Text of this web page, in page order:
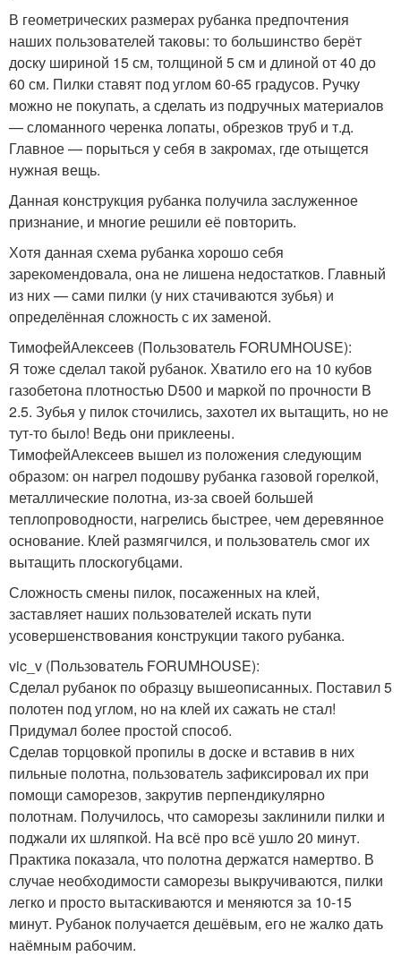
В геометрических размерах рубанка предпочтения
наших пользователей таковы: то большинство берёт
доску шириной 15 см, толщиной 5 см и длиной от 40 до
60 см. Пилки ставят под углом 60-65 градусов. Ручку
можно не покупать, а сделать из подручных материалов
— сломанного черенка лопаты, обрезков труб и т.д.
Главное — порыться у себя в закромах, где отыщется
нужная вещь.
Данная конструкция рубанка получила заслуженное
признание, и многие решили её повторить.
Хотя данная схема рубанка хорошо себя
зарекомендовала, она не лишена недостатков. Главный
из них — сами пилки (у них стачиваются зубья) и
определённая сложность с их заменой.
ТимофейАлексеев (Пользователь FORUMHOUSE):
Я тоже сделал такой рубанок. Хватило его на 10 кубов
газобетона плотностью D500 и маркой по прочности В
2.5. Зубья у пилок сточились, захотел их вытащить, но не
тут-то было! Ведь они приклеены.
ТимофейАлексеев вышел из положения следующим
образом: он нагрел подошву рубанка газовой горелкой,
металлические полотна, из-за своей большей
теплопроводности, нагрелись быстрее, чем деревянное
основание. Клей размягчился, и пользователь смог их
вытащить плоскогубцами.
Сложность смены пилок, посаженных на клей,
заставляет наших пользователей искать пути
усовершенствования конструкции такого рубанка.
vic_v (Пользователь FORUMHOUSE):
Сделал рубанок по образцу вышеописанных. Поставил 5
полотен под углом, но на клей их сажать не стал!
Придумал более простой способ.
Сделав торцовкой пропилы в доске и вставив в них
пильные полотна, пользователь зафиксировал их при
помощи саморезов, закрутив перпендикулярно
полотнам. Получилось, что саморезы заклинили пилки и
поджали их шляпкой. На всё про всё ушло 20 минут.
Практика показала, что полотна держатся намертво. В
случае необходимости саморезы выкручиваются, пилки
легко и просто вытаскиваются и меняются за 10-15
минут. Рубанок получается дешёвым, его не жалко дать
наёмным рабочим.